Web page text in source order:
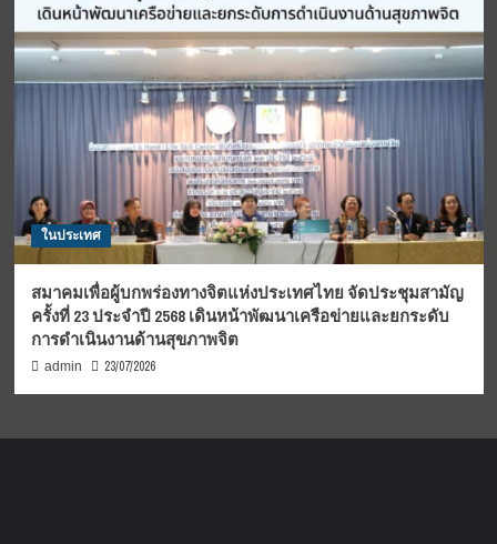
ในประเทศ
สมาคมเพื่อผู้บกพร่องทางจิตแห่งประเทศไทย จัดประชุมสามัญ
ครั้งที่ 23 ประจำปี 2568 เดินหน้าพัฒนาเครือข่ายและยกระดับ
การดำเนินงานด้านสุขภาพจิต
admin 23/07/2026